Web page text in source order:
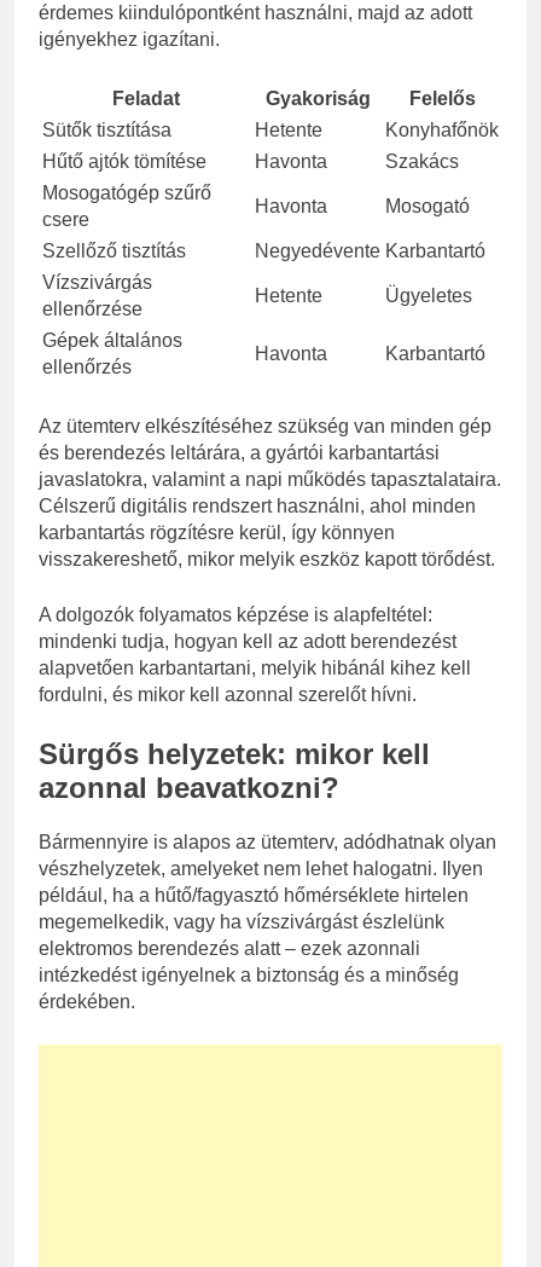
érdemes kiindulópontként használni, majd az adott
igényekhez igazítani.
Feladat Gyakoriság
Felelős
Sütők tisztítása
Hetente
Konyhafőnök
Hűtő ajtók tömítése
Havonta
Szakács
Mosogatógép szűrő
csere
Havonta Mosogató
Szellőző tisztítás Negyedévente Karbantartó
Vízszivárgás
ellenőrzése
Hetente Ügyeletes
Gépek általános
ellenőrzés
Havonta Karbantartó
Az ütemterv elkészítéséhez szükség van minden gép
és berendezés leltárára, a gyártói karbantartási
javaslatokra, valamint a napi működés tapasztalataira.
Célszerű digitális rendszert használni, ahol minden
karbantartás rögzítésre kerül, így könnyen
visszakereshető, mikor melyik eszköz kapott törődést.
A dolgozók folyamatos képzése is alapfeltétel:
mindenki tudja, hogyan kell az adott berendezést
alapvetően karbantartani, melyik hibánál kihez kell
fordulni, és mikor kell azonnal szerelőt hívni.
Sürgős helyzetek: mikor kell
azonnal beavatkozni?
Bármennyire is alapos az ütemterv, adódhatnak olyan
vészhelyzetek, amelyeket nem lehet halogatni. Ilyen
például, ha a hűtő/fagyasztó hőmérséklete hirtelen
megemelkedik, vagy ha vízszivárgást észlelünk
elektromos berendezés alatt – ezek azonnali
intézkedést igényelnek a biztonság és a minőség
érdekében.